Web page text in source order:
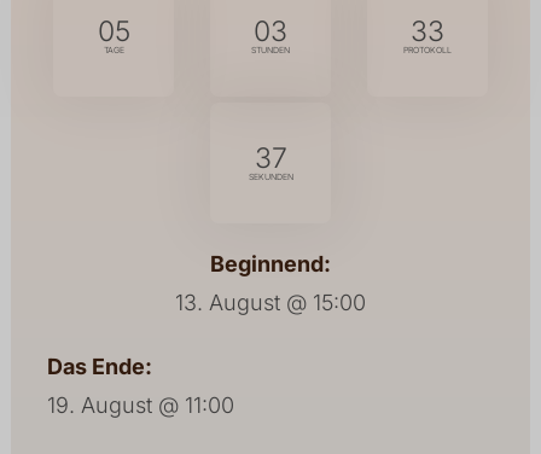
05 03 33
36
Beginnend:
13. August @ 15:00
Das Ende:
19. August @ 11:00